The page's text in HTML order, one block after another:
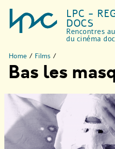
LPC -
DOCS
Rencontres
du cinéma
Home / Films /
Bas les